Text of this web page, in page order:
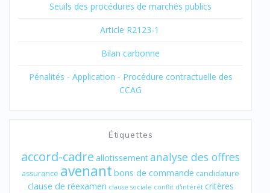
Seuils des procédures de marchés publics
Article R2123-1
Bilan carbonne
Pénalités - Application - Procédure contractuelle des
CCAG
Étiquettes
accord-cadre allotissementanalyse des offres
assurance avenant bons de commande candidature
clause de réexamen clause sociale conflit d'intérêt critères